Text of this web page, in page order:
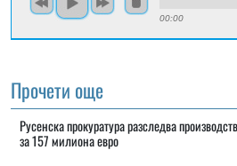
00:00
Прочети още
Русенска прокуратура разследва
за 157 милиона евро